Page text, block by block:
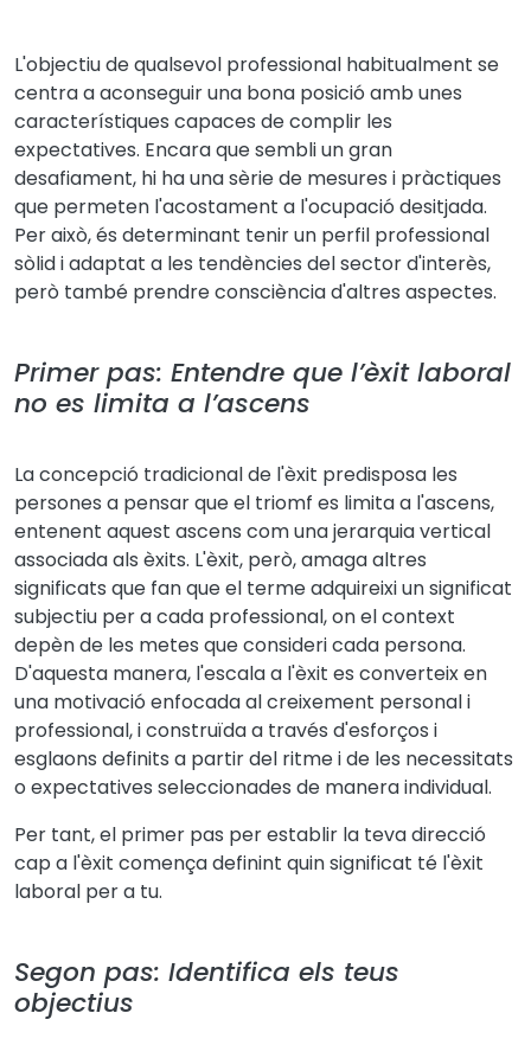
L'objectiu de qualsevol professional habitualment se
centra a aconseguir una bona posició amb unes
característiques capaces de complir les
expectatives. Encara que sembli un gran
desafiament, hi ha una sèrie de mesures i pràctiques
que permeten l'acostament a l'ocupació desitjada.
Per això, és determinant tenir un perfil professional
sòlid i adaptat a les tendències del sector d'interès,
però també prendre consciència d'altres aspectes.
Primer pas: Entendre que l’èxit laboral
no es limita a l’ascens
La concepció tradicional de l'èxit predisposa les
persones a pensar que el triomf es limita a l'ascens,
entenent aquest ascens com una jerarquia vertical
associada als èxits. L'èxit, però, amaga altres
significats que fan que el terme adquireixi un significat
subjectiu per a cada professional, on el context
depèn de les metes que consideri cada persona.
D'aquesta manera, l'escala a l'èxit es converteix en
una motivació enfocada al creixement personal i
professional, i construïda a través d'esforços i
esglaons definits a partir del ritme i de les necessitats
o expectatives seleccionades de manera individual.
Per tant, el primer pas per establir la teva direcció
cap a l'èxit comença definint quin significat té l'èxit
laboral per a tu.
Segon pas: Identifica els teus
objectius